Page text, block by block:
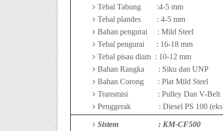
Tebal Tabung
:4-5 mm
Tebal plandes
:4-5 mm
Bahan pengurai
: Mild Steel
Tebal pengurai
: 16-18 mm
Tebal pisau diam : 10-12 mm
Bahan Rangka
: Siku dan UNP
Bahan Corong
: Plat Mild Steel
Transmisi
: Pulley Dan V-Belt
Penggerak
: Diesel PS 100
Sistem : KM-CF500